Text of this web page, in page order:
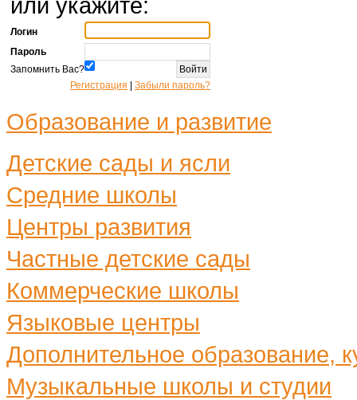
Логин
Пароль
Запомнить Вас?
Регистрация
Забыли пароль?
Образование и развитие
Детские сады и ясли
Средние школы
Центры развития
Частные детские сады
Коммерческие школы
Языковые центры
Дополнительное образование,
Музыкальные школы и студии